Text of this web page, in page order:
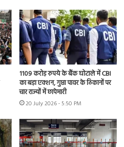
1109 करोड़ रुपये के बैंक घोटाले में CBI
का बड़ा एक्शन, गुप्ता पावर के ठिकानों पर
चार राज्यों में छापेमारी
20 July 2026 - 5:50 PM